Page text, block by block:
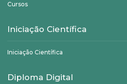
Cursos
Iniciação Científica
Iniciação Científica
Diploma Digital